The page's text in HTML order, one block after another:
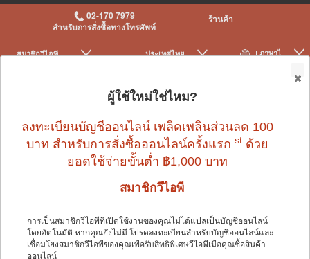
02-170 7979
สำหรับการสั่งซื้อทางโทรศัพท์
ร้านค้า
| ภาษาไทย
ประเทศไทย
สมาชิกวีไอพี
|
อุปกรณ์นกและอื่น ๆ> ทราย
นก
ผู้ใช้ใหม่ใช่ไหม?
ลงทะเบียนบัญชีออนไลน์ เพลิดเพลินส่วนลด 100
บาท สำหรับการสั่งซื้อออนไลน์ครั้งแรกst ด้วย
ยอดใช้จ่ายขั้นต่ำ ฿1,000 บาท
สมาชิกวีไอพี
การเป็นสมาชิกวีไอพีที่เปิดใช้งานของคุณไม่ได้แปลเป็นบัญชีออนไลน์
โดยอัตโนมัติ หากคุณยังไม่มี โปรดลงทะเบียนสำหรับบัญชีออนไลน์และ
เชื่อมโยงสมาชิกวีไอพีของคุณเพื่อรับสิทธิพิเศษวีไอพีเมื่อคุณซื้อสินค้า
ออนไลน์